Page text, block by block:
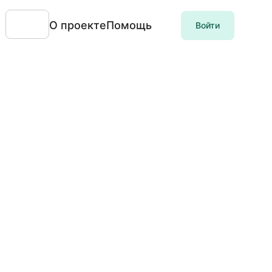
О проектеПомощь Войти